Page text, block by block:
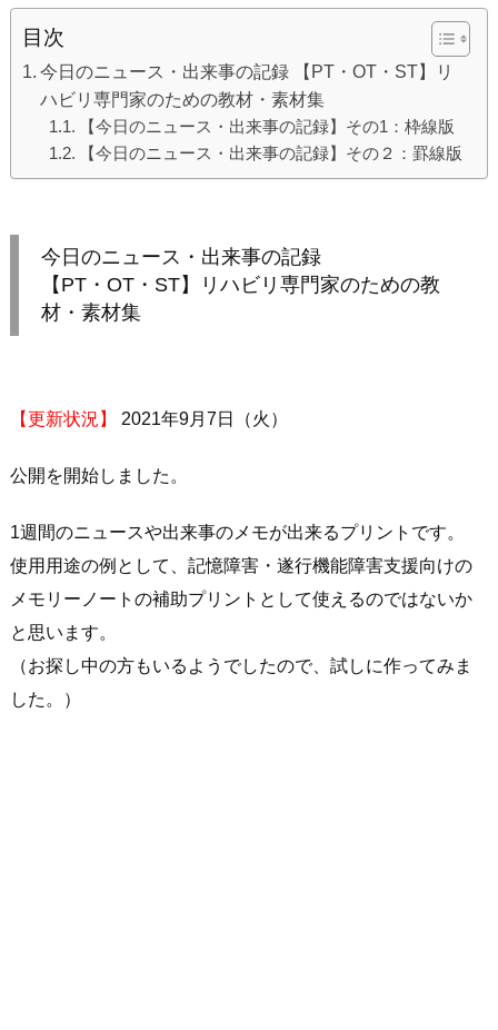
目次
今日のニュース・出来事の記録 【PT・OT・ST】リ
ハビリ専門家のための教材・素材集
【今日のニュース・出来事の記録】その1：枠線版
【今日のニュース・出来事の記録】その２：罫線版
今日のニュース・出来事の記録
【PT・OT・ST】リハビリ専門家のための教
材・素材集
【更新状況】 2021年9月7日（火）
公開を開始しました。
1週間のニュースや出来事のメモが出来るプリントです。
使用用途の例として、記憶障害・遂行機能障害支援向けの
メモリーノートの補助プリントとして使えるのではないか
と思います。
（お探し中の方もいるようでしたので、試しに作ってみま
した。）